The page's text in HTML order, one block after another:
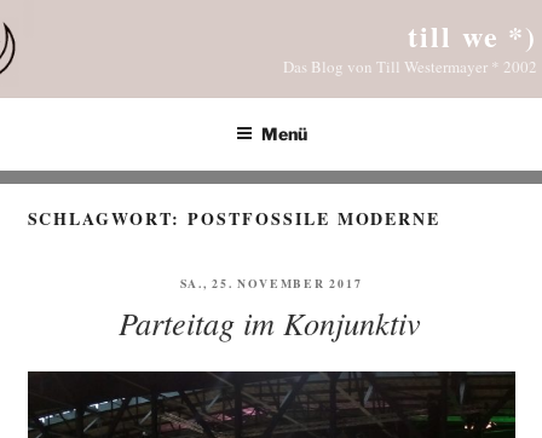
Inhalt
springen
till we *)
Das Blog von Till Westermayer * 2002
Menü
SCHLAGWORT:POSTFOSSILE MODERNE
VERÖFFENTLICHT
SA., 25. NOVEMBER 2017
Parteitag im Konjunktiv